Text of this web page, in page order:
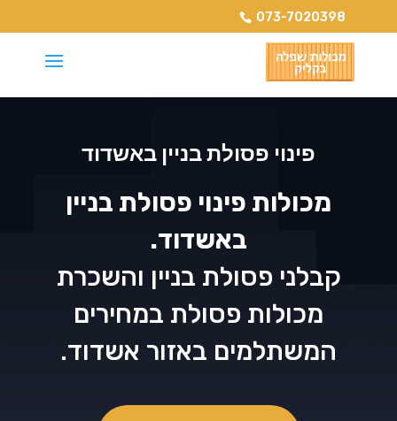
073-7020398
פינוי פסולת בניין באשדוד
מכולות פינוי פסולת בניין
באשדוד.
קבלני פסולת בניין והשכרת
מכולות פסולת במחירים
המשתלמים באזור אשדוד.